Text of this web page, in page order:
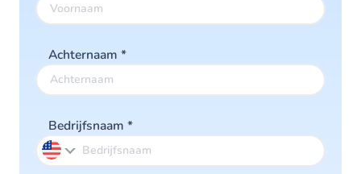
Achternaam *
Bedrijfsnaam *